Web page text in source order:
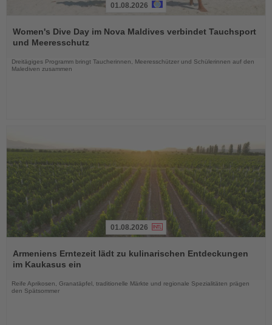
Sie
die
01.08.2026
Women's Dive Day im Nova Maldives verbindet Tauchsport
und Meeresschutz
Dreitägiges Programm bringt Taucherinnen, Meeresschützer und Schülerinnen auf den
Malediven zusammen
Sie
die
01.08.2026
Armeniens Erntezeit lädt zu kulinarischen Entdeckungen
im Kaukasus ein
Reife Aprikosen, Granatäpfel, traditionelle Märkte und regionale Spezialitäten prägen
den Spätsommer